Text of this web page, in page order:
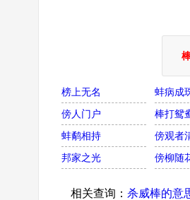
榜上无名 蚌病成
傍人门户
棒打鸳
蚌鹬相持
傍观者
邦家之光
傍柳随
相关查询： 杀威棒的意